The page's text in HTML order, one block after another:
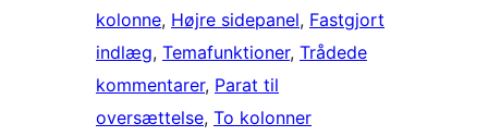
kolonne, Højre sidepanel, Fastgjort
indlæg, Temafunktioner, Trådede
kommentarer, Parat til
oversættelse, To kolonner